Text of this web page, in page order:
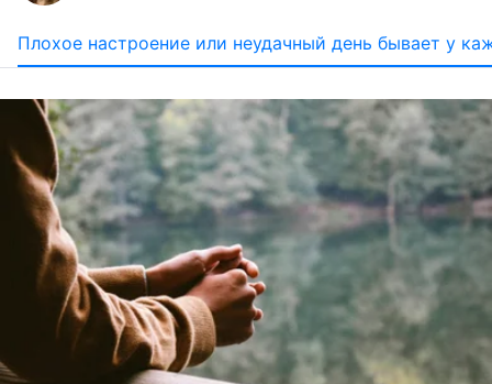
Плохое настроение или неудачный день бывает у